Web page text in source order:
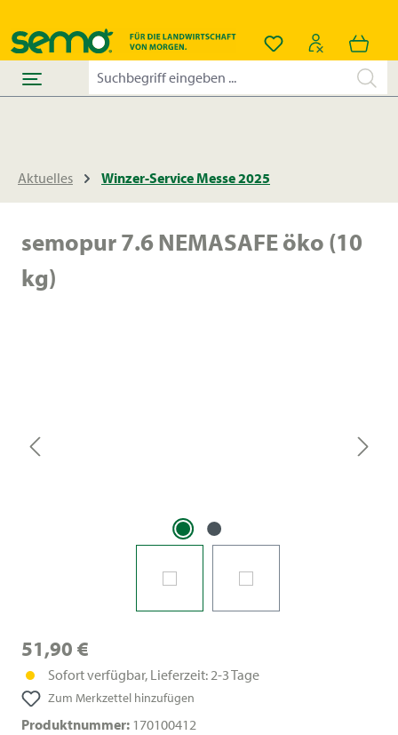
Du hast 0
Aktuelles Winzer-Service Messe 2025
semopur 7.6 NEMASAFE öko (10
kg)
51,90 €
Sofort verfügbar, Lieferzeit: 2-3 Tage
Zum Merkzettel hinzufügen
Produktnummer: 170100412